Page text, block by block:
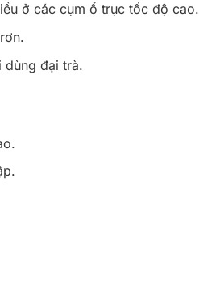
ở các cụm ổ trục tốc độ cao.
dùng đại trà.